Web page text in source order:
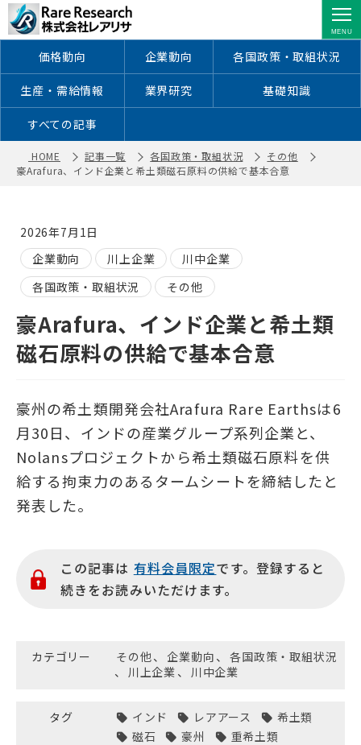
豪Arafura、インド企業と希土類磁石原
料の供給で基本合意 ｜ 株式会社レア
リサ価格動向 企業動向 各国政策・取組状況
生産・需給情報 業界研究 基礎知識
すべての記事
HOME 記事一覧 各国政策・取組状況
その他
豪Arafura、インド企業と希土類磁石原料の供給で基本合意
2026年7月1日
企業動向
川上企業
川中企業
各国政策・取組状況
その他
豪Arafura、インド企業と希土類
磁石原料の供給で基本合意
豪州の希土類開発会社Arafura Rare Earthsは6
月30日、インドの産業グループ系列企業と、
Nolansプロジェクトから希土類磁石原料を供
給する拘束力のあるタームシートを締結したと
発表した。
この記事は 有料会員限定です。登録すると
続きをお読みいただけます。
カテゴリー その他、 企業動向 、 各国政策・取組状況
、
川上企業 、 川中企業
タグ インド レアアース
希土類
磁石
豪州 重希土類